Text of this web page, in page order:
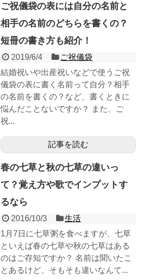
ご祝儀袋の表には自分の名前と
相手の名前のどちらを書くの？
短冊の書き方も紹介！
2019/6/4
ご祝儀袋
結婚祝いや出産祝いなどで使うご祝
儀袋の表に書く名前って自分？相手
の名前を書くの？など、書くときに
悩んだことないですか？ また、ご
祝...
記事を読む
春の七草と秋の七草の違いっ
て？覚え方や歌でインプットす
るなら
2016/10/3
生活
1月7日に七草粥を食べますが、七草
といえば春の七草や秋の七草はある
のはご存知ですか？ 名前は聞いたこ
とあるけど、そもそも違いなんて...